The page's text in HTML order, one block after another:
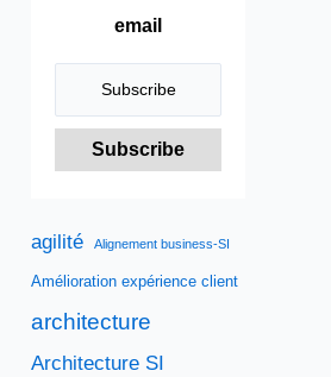
email
agilité Alignement business-SI
Amélioration expérience client
architecture
Architecture SI